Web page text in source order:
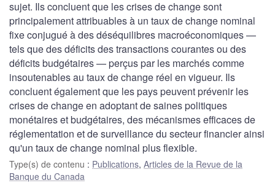
sujet. Ils concluent que les crises de change sont
principalement attribuables à un taux de change nominal
fixe conjugué à des déséquilibres macroéconomiques —
tels que des déficits des transactions courantes ou des
déficits budgétaires — perçus par les marchés comme
insoutenables au taux de change réel en vigueur. Ils
concluent également que les pays peuvent prévenir les
crises de change en adoptant de saines politiques
monétaires et budgétaires, des mécanismes efficaces de
réglementation et de surveillance du secteur financier ainsi
qu'un taux de change nominal plus flexible.
Type(s) de contenu : Publications, Articles de la Revue de la
Banque du Canada